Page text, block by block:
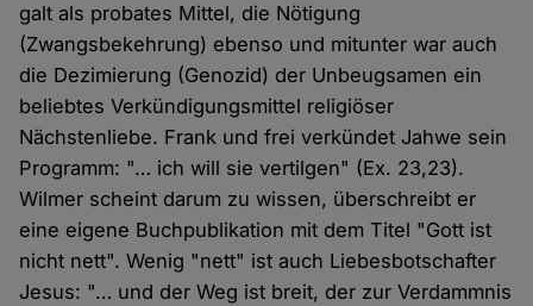
galt als probates Mittel, die Nötigung
(Zwangsbekehrung) ebenso und mitunter war auch
die Dezimierung (Genozid) der Unbeugsamen ein
beliebtes Verkündigungsmittel religiöser
Nächstenliebe. Frank und frei verkündet Jahwe sein
Programm: "… ich will sie vertilgen" (Ex. 23,23).
Wilmer scheint darum zu wissen, überschreibt er
eine eigene Buchpublikation mit dem Titel "Gott ist
nicht nett". Wenig "nett" ist auch Liebesbotschafter
Jesus: "… und der Weg ist breit, der zur Verdammnis